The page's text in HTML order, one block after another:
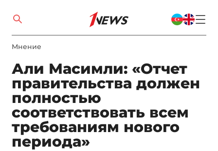
Мнение
Али Масимли: «Отчет
правительства должен
полностью
соответствовать всем
требованиям нового
периода»